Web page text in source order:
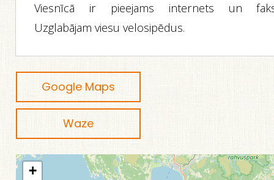
Viesnīcā ir pieejams internets un
Uzglabājam viesu velosipēdus.
Google Maps
Waze
+